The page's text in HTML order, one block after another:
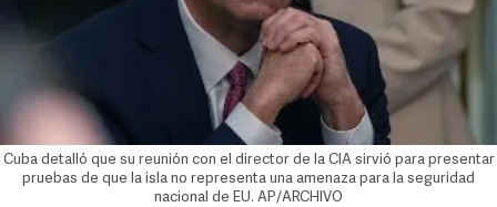
Cuba detalló que su reunión con el director de la CIA sirvió para presentar
pruebas de que la isla no representa una amenaza para la seguridad
nacional de EU. AP/ARCHIVO